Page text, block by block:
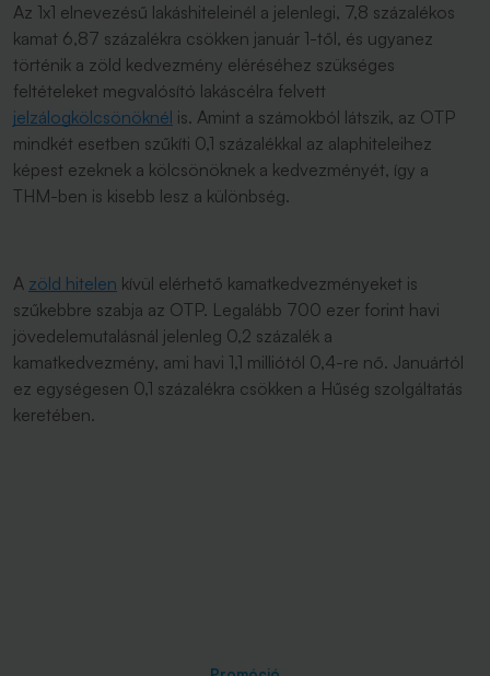
Az 1x1 elnevezésű lakáshiteleinél a jelenlegi, 7,8 százalékos
kamat 6,87 százalékra csökken január 1-től, és ugyanez
történik a zöld kedvezmény eléréséhez szükséges
feltételeket megvalósító lakáscélra felvett
jelzálogkölcsönöknél is. Amint a számokból látszik, az OTP
mindkét esetben szűkíti 0,1 százalékkal az alaphiteleihez
képest ezeknek a kölcsönöknek a kedvezményét, így a
THM-ben is kisebb lesz a különbség.
A zöld hitelen kívül elérhető kamatkedvezményeket is
szűkebbre szabja az OTP. Legalább 700 ezer forint havi
jövedelemutalásnál jelenleg 0,2 százalék a
kamatkedvezmény, ami havi 1,1 milliótól 0,4-re nő. Januártól
ez egységesen 0,1 százalékra csökken a Hűség szolgáltatás
keretében.